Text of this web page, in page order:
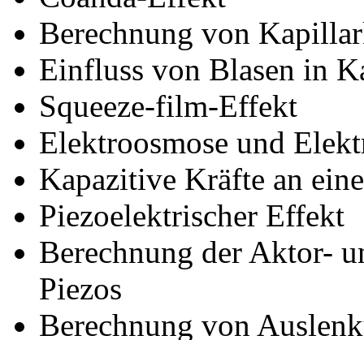
Berechnung von
Einfluss von Blasen in
Squeeze-film-Effekt
Elektroosmose und
Kapazitive Kräfte an
Piezoelektrischer Effekt
Berechnung der Aktor-
Piezos
Berechnung von